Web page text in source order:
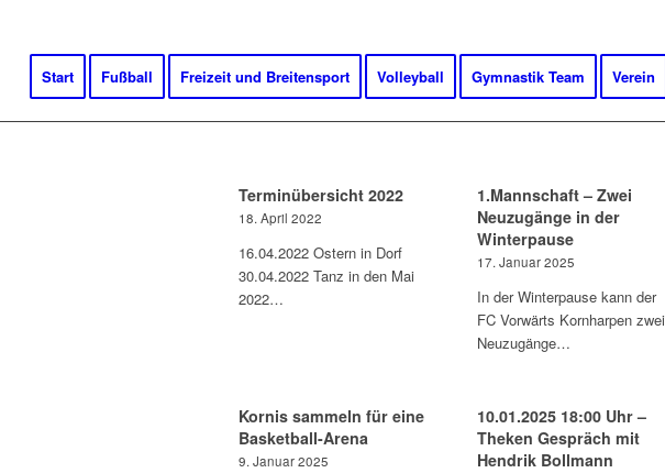
Start Fußball Freizeit und Breitensport Volleyball Gymnastik Team Verein
Terminübersicht 2022
18. April 2022
16.04.2022 Ostern in Dorf
30.04.2022 Tanz in den Mai
2022…
1.Mannschaft – Zwei
Neuzugänge in der
Winterpause
17. Januar 2025
In der Winterpause kann der
FC Vorwärts Kornharpen zwei
Neuzugänge…
Kornis sammeln für eine
Basketball-Arena
9. Januar 2025
10.01.2025 18:00 Uhr –
Theken Gespräch mit
Hendrik Bollmann